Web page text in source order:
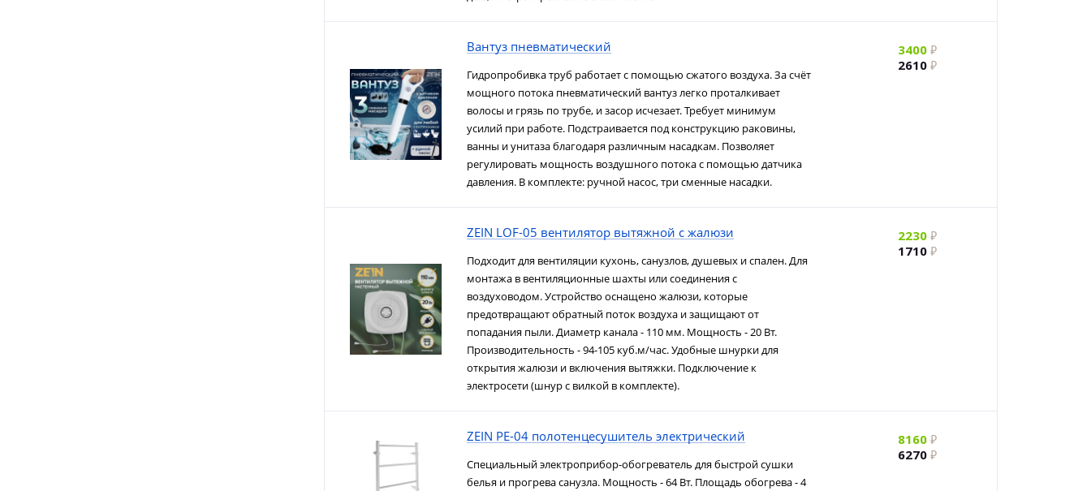
Вантуз пневматический
Гидропробивка труб работает с помощью сжатого воздуха. За счёт
мощного потока пневматический вантуз легко проталкивает
волосы и грязь по трубе, и засор исчезает. Требует минимум
усилий при работе. Подстраивается под конструкцию раковины,
ванны и унитаза благодаря различным насадкам. Позволяет
регулировать мощность воздушного потока с помощью датчика
давления. В комплекте: ручной насос, три сменные насадки.
3400
2610
ZEIN LOF-05 вентилятор вытяжной с жалюзи
Подходит для вентиляции кухонь, санузлов, душевых и спален. Для
монтажа в вентиляционные шахты или соединения с
воздуховодом. Устройство оснащено жалюзи, которые
предотвращают обратный поток воздуха и защищают от
попадания пыли. Диаметр канала - 110 мм. Мощность - 20 Вт.
Производительность - 94-105 куб.м/час. Удобные шнурки для
открытия жалюзи и включения вытяжки. Подключение к
электросети (шнур с вилкой в комплекте).
2230
1710
ZEIN PE-04 полотенцесушитель электрический
Специальный электроприбор-обогреватель для быстрой сушки
белья и прогрева санузла. Мощность - 64 Вт. Площадь обогрева - 4
8160
6270